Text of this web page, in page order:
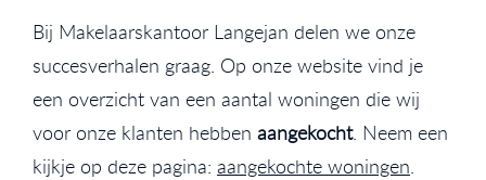
Bij Makelaarskantoor Langejan delen we onze
succesverhalen graag. Op onze website vind je
een overzicht van een aantal woningen die wij
voor onze klanten hebben aangekocht. Neem een
kijkje op deze pagina: aangekochte woningen.